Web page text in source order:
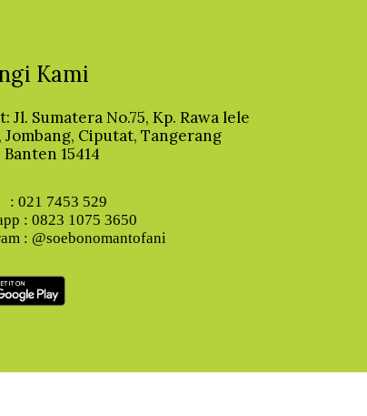
Kami
Jl. Sumatera No.75, Kp. Rawa lele
Ciputat, Tangerang
15414
: 021 7453 529
: 0823 1075 3650
: @soebonomantofani